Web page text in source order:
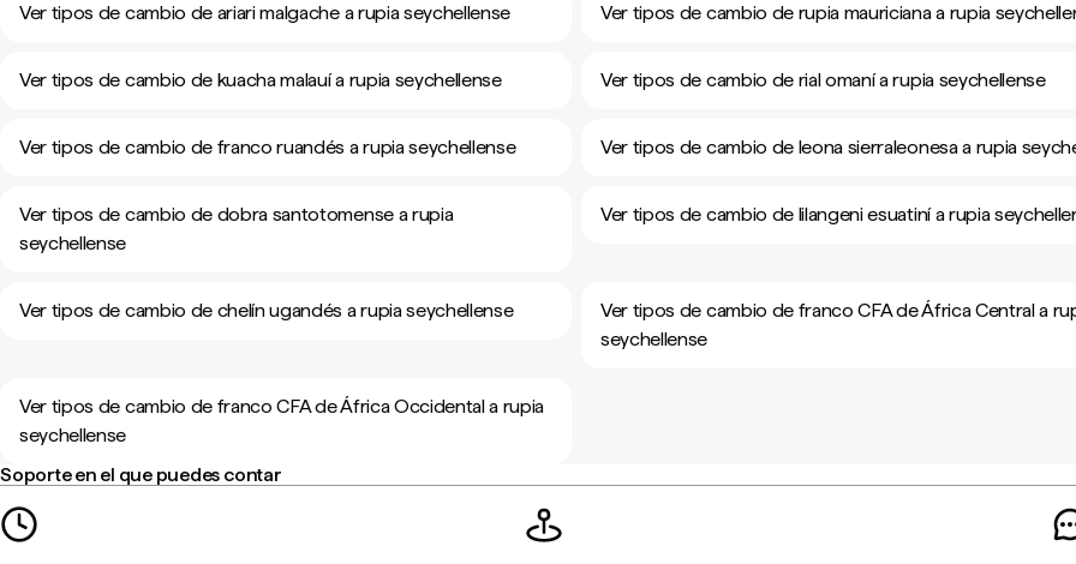
Ver tipos de cambio de ariari malgache a rupia seychellense Ver tipos de cambio de rupia mauriciana a rupia
Ver tipos de cambio de kuacha malauí a rupia seychellense Ver tipos de cambio de rial omaní a rupia seychellense
Ver tipos de cambio de franco ruandés a rupia seychellense Ver tipos de cambio de leona sierraleonesa a rupia
Ver tipos de cambio de dobra santotomense a rupia
seychellense
Ver tipos de cambio de lilangeni esuatiní a rupia
Ver tipos de cambio de chelín ugandés a rupia seychellense
Ver tipos de cambio de franco CFA de África Central a
seychellense
Ver tipos de cambio de franco CFA de África Occidental a rupia
seychellense
Soporte en el que puedes contar